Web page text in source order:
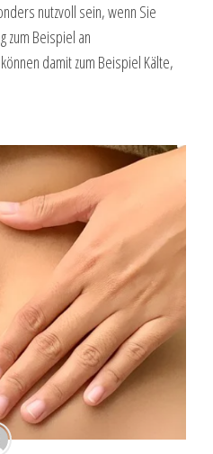
nutzvoll sein, wenn Sie
zum Beispiel an
damit zum Beispiel Kälte,